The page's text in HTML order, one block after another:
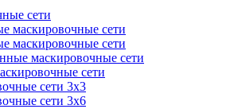
сети
маскировочные сети
маскировочные сети
маскировочные сети
сети
сети 3х3
сети 3х6